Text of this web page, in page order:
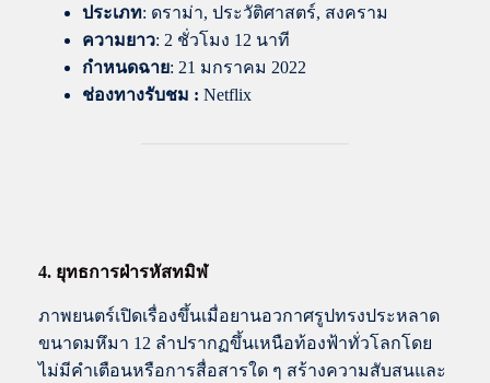
ประเภท: ดราม่า, ประวัติศาสตร์, สงคราม
ความยาว: 2 ชั่วโมง 12 นาที
กำหนดฉาย: 21 มกราคม 2022
ช่องทางรับชม : Netflix
4. ยุทธการฝ่ารหัสทมิฬ
ภาพยนตร์เปิดเรื่องขึ้นเมื่อยานอวกาศรูปทรงประหลาด
ขนาดมหึมา 12 ลำปรากฏขึ้นเหนือท้องฟ้าทั่วโลกโดย
ไม่มีคำเตือนหรือการสื่อสารใด ๆ สร้างความสับสนและ